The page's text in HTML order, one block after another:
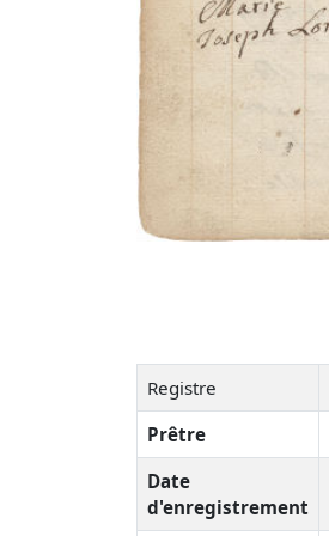
Registre
Prêtre
Date
d'enregistrement